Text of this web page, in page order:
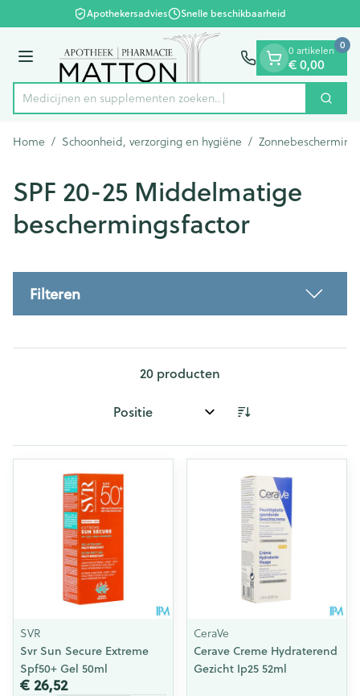
Ga naar de inhoudApothekersadvies Snelle beschikbaarheid
Menu
Product, merk, categorie...
Medicijnen en supple Zoek
0 artikelen
€ 0,00
0
Home / Schoonheid, verzorging en hygiëne / Zonnebescherming
SPF 20-25 Middelmatige
beschermingsfactor
Filteren
20 producten
Sorteer op:
SVR
Svr Sun Secure Extreme
Spf50+ Gel 50ml
€ 26,52
CeraVe
Cerave Creme Hydraterend
Gezicht Ip25 52ml